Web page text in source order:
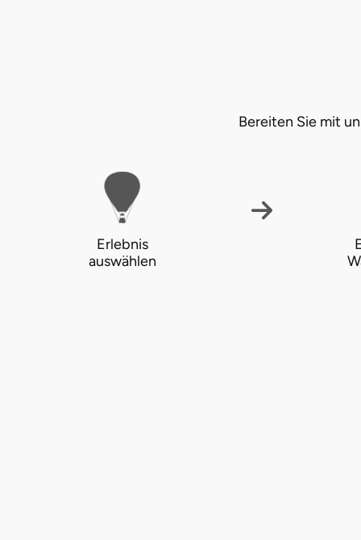
Bereiten Sie mit
Erlebnis
auswählen